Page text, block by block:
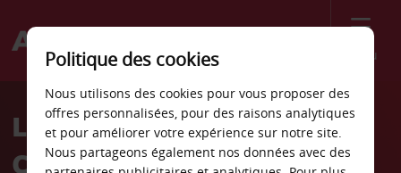
Menu
Welcome
AvisLocation de voiture
Columbus
Politique des cookies
Nous utilisons des cookies pour vous proposer des
offres personnalisées, pour des raisons analytiques
et pour améliorer votre expérience sur notre site.
Nous partageons également nos données avec des